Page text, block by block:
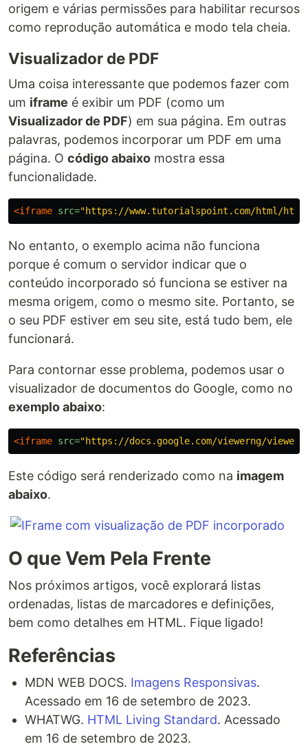
origem e várias permissões para habilitar recursos
como reprodução automática e modo tela cheia.
Visualizador de PDF
Uma coisa interessante que podemos fazer com
um iframe é exibir um PDF (como um
Visualizador de PDF) em sua página. Em outras
palavras, podemos incorporar um PDF em uma
página. O código abaixo mostra essa
funcionalidade.
<iframe src="https://www.tutorialspoint.com/html/
No entanto, o exemplo acima não funciona
porque é comum o servidor indicar que o
conteúdo incorporado só funciona se estiver na
mesma origem, como o mesmo site. Portanto, se
o seu PDF estiver em seu site, está tudo bem, ele
funcionará.
Para contornar esse problema, podemos usar o
visualizador de documentos do Google, como no
exemplo abaixo:
<iframe src="https://docs.google.com/viewerng/
Este código será renderizado como na imagem
abaixo.
O que Vem Pela Frente
Nos próximos artigos, você explorará listas
ordenadas, listas de marcadores e definições,
bem como detalhes em HTML. Fique ligado!
Referências
MDN WEB DOCS. Imagens Responsivas.
Acessado em 16 de setembro de 2023.
WHATWG. HTML Living Standard. Acessado
em 16 de setembro de 2023.